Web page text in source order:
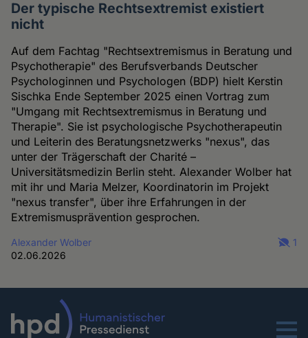
Der typische Rechtsextremist existiert
nicht
Auf dem Fachtag "Rechtsextremismus in Beratung und
Psychotherapie" des Berufsverbands Deutscher
Psychologinnen und Psychologen (BDP) hielt Kerstin
Sischka Ende September 2025 einen Vortrag zum
"Umgang mit Rechtsextremismus in Beratung und
Therapie". Sie ist psychologische Psychotherapeutin
und Leiterin des Beratungsnetzwerks "nexus", das
unter der Trägerschaft der Charité –
Universitätsmedizin Berlin steht. Alexander Wolber hat
mit ihr und Maria Melzer, Koordinatorin im Projekt
"nexus transfer", über ihre Erfahrungen in der
Extremismusprävention gesprochen.
Alexander Wolber
02.06.2026
1
Menu